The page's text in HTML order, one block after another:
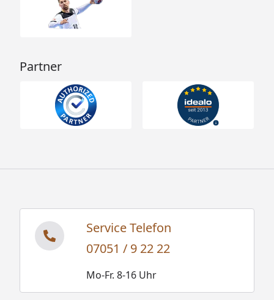
Partner
Service Telefon
07051 / 9 22 22
Mo-Fr. 8-16 Uhr